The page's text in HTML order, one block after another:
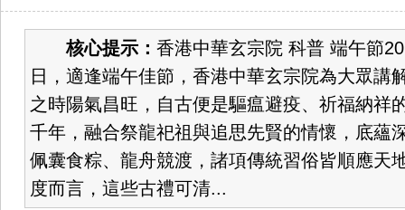
核心提示： 香港中華玄宗院 科普 端午節
日，適逢端午佳節，香港中華玄宗院為大眾講
之時陽氣昌旺，自古便是驅瘟避疫、祈福納祥
千年，融合祭龍祀祖與追思先賢的情懷，底蘊
佩囊食粽、龍舟競渡，諸項傳統習俗皆順應天
度而言，這些古禮可清...